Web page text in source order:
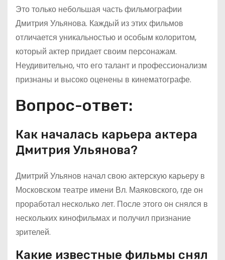
Это только небольшая часть фильмографии
Дмитрия Ульянова. Каждый из этих фильмов
отличается уникальностью и особым колоритом,
который актер придает своим персонажам.
Неудивительно, что его талант и профессионализм
признаны и высоко оценены в кинематографе.
Вопрос-ответ:
Как началась карьера актера
Дмитрия Ульянова?
Дмитрий Ульянов начал свою актерскую карьеру в
Московском театре имени Вл. Маяковского, где он
проработал несколько лет. После этого он снялся в
нескольких кинофильмах и получил признание
зрителей.
Какие известные фильмы снял